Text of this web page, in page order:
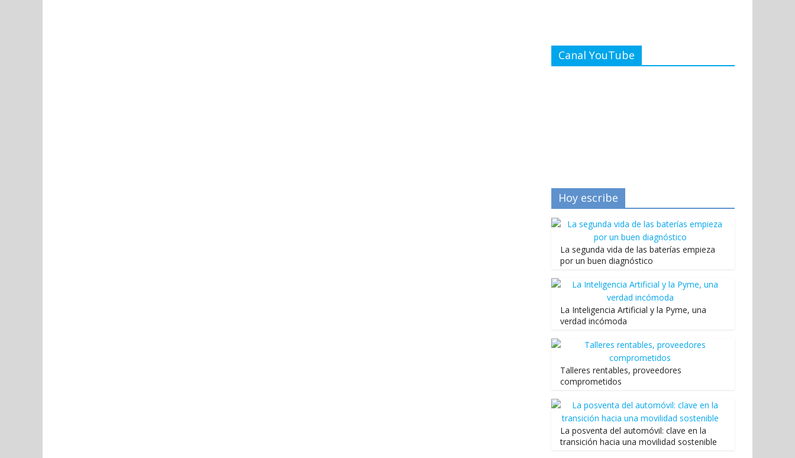
Canal YouTube
Hoy escribe
La segunda vida de las baterías empieza
por un buen diagnóstico
La Inteligencia Artificial y la Pyme, una
verdad incómoda
Talleres rentables, proveedores
comprometidos
La posventa del automóvil: clave en la
transición hacia una movilidad sostenible